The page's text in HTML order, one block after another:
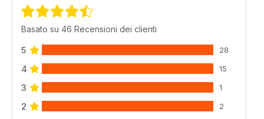
Basato su 46 Recensioni dei clienti
5 28
4 15
3 1
2 2